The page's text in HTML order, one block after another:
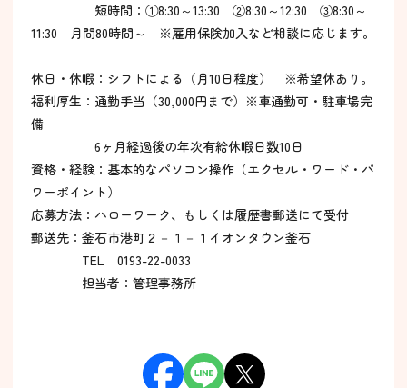
短時間：①8:30～13:30 ②8:30～12:30 ③8:30～
11:30 月間80時間～ ※雇用保険加入など相談に応じます。
休日・休暇：シフトによる（月10日程度） ※希望休あり。
福利厚生：通勤手当（30,000円まで）※車通勤可・駐車場完
備
6ヶ月経過後の年次有給休暇日数10日
資格・経験：基本的なパソコン操作（エクセル・ワード・パ
ワーポイント）
応募方法：ハローワーク、もしくは履歴書郵送にて受付
郵送先：釜石市港町２－１－１イオンタウン釜石
TEL 0193-22-0033
担当者：管理事務所